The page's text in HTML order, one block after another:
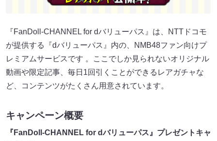
『FanDoll-CHANNEL for dバリューパス』は、NTTドコモ
が提供する『dバリューパス』内の、NMB48ファン向けプ
レミアムサービスです 。ここでしか見られないオリジナル
動画や限定記事、毎日1回引くことができるレアガチャな
ど、コンテンツがたくさん用意されています。
キャンペーン概要
『FanDoll-CHANNEL for dバリューパス』プレゼントキャ